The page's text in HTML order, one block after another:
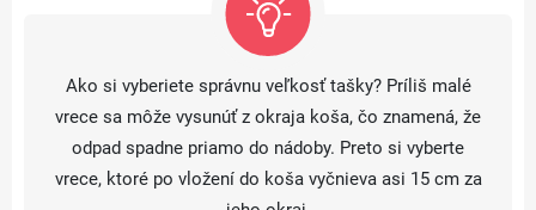
Ako si vyberiete správnu veľkosť tašky? Príliš malé
vrece sa môže vysunúť z okraja koša, čo znamená, že
odpad spadne priamo do nádoby. Preto si vyberte
vrece, ktoré po vložení do koša vyčnieva asi 15 cm za